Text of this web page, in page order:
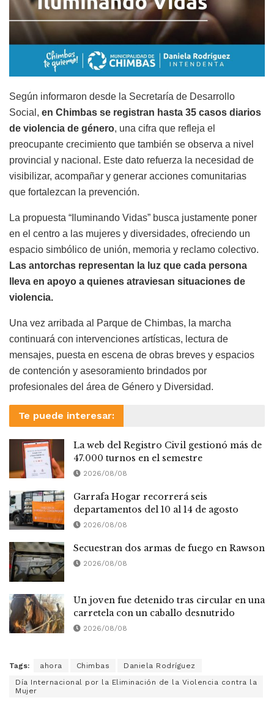
Según informaron desde la Secretaría de Desarrollo
Social, en Chimbas se registran hasta 35 casos diarios
de violencia de género, una cifra que refleja el
preocupante crecimiento que también se observa a nivel
provincial y nacional. Este dato refuerza la necesidad de
visibilizar, acompañar y generar acciones comunitarias
que fortalezcan la prevención.
La propuesta “Iluminando Vidas” busca justamente poner
en el centro a las mujeres y diversidades, ofreciendo un
espacio simbólico de unión, memoria y reclamo colectivo.
Las antorchas representan la luz que cada persona
lleva en apoyo a quienes atraviesan situaciones de
violencia.
Una vez arribada al Parque de Chimbas, la marcha
continuará con intervenciones artísticas, lectura de
mensajes, puesta en escena de obras breves y espacios
de contención y asesoramiento brindados por
profesionales del área de Género y Diversidad.
Te puede interesar:
La web del Registro Civil gestionó más de
47.000 turnos en el semestre
2026/08/08
Garrafa Hogar recorrerá seis
departamentos del 10 al 14 de agosto
2026/08/08
Secuestran dos armas de fuego en Rawson
2026/08/08
Un joven fue detenido tras circular en una
carretela con un caballo desnutrido
2026/08/08
Tags: ahora Chimbas
Daniela Rodríguez
Día Internacional por la Eliminación de la Violencia contra la
Mujer